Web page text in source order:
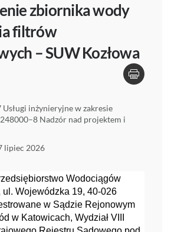
zbiornika wody
filtrów
– SUW Kozłowa
inżynieryjne w zakresie
Nadzór nad projektem i
lipiec 2026
Wodociągów
ul. Wojewódzka 19, 40-026
w Sądzie Rejonowym
w Katowicach, Wydział VIII